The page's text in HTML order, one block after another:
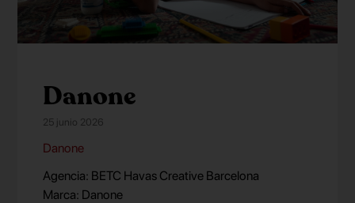
Danone
25 junio 2026
Danone
Agencia: BETC Havas Creative Barcelona
Marca: Danone